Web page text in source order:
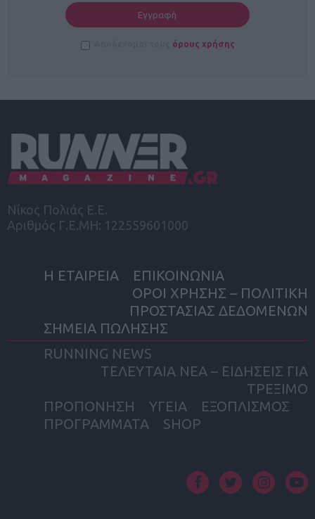
όρους χρήσης
Νίκος Πολιάς Ε.Ε.
Αριθμός Γ.Ε.ΜΗ: 122559601000
Η ΕΤΑΙΡΕΙΑ
ΕΠΙΚΟΙΝΩΝΙΑ
ΟΡΟΙ ΧΡΗΣΗΣ – ΠΟΛΙΤΙΚΗ
ΠΡΟΣΤΑΣΙΑΣ ΔΕΔΟΜΕΝΩΝ
ΣΗΜΕΙΑ ΠΩΛΗΣΗΣ
RUNNING NEWS
ΤΕΛΕΥΤΑΙΑ ΝΕΑ – ΕΙΔΗΣΕΙΣ ΓΙΑ
ΤΡΕΞΙΜΟ
ΠΡΟΠΟΝΗΣΗ
ΥΓΕΙΑ
ΕΞΟΠΛΙΣΜΟΣ
ΠΡΟΓΡΑΜΜΑΤΑ
SHOP